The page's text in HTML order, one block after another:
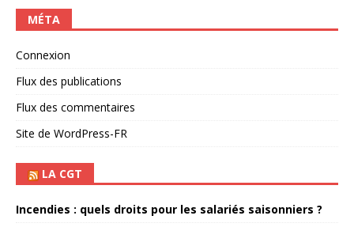
MÉTA
Connexion
Flux des publications
Flux des commentaires
Site de WordPress-FR
LA CGT
Incendies : quels droits pour les salariés saisonniers ?